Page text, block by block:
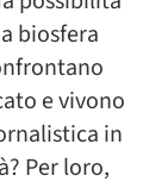
biosfera
e vivono
in
Per loro,